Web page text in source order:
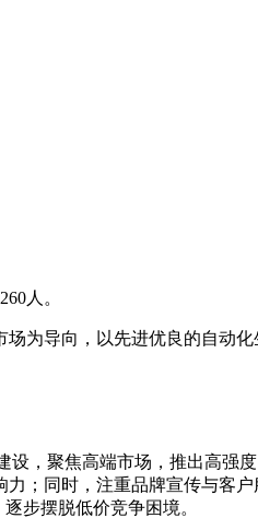
人。
为导向，以先进优良的自动
，聚焦高端市场，推出高强
；同时，注重品牌宣传与客
步摆脱低价竞争困境。